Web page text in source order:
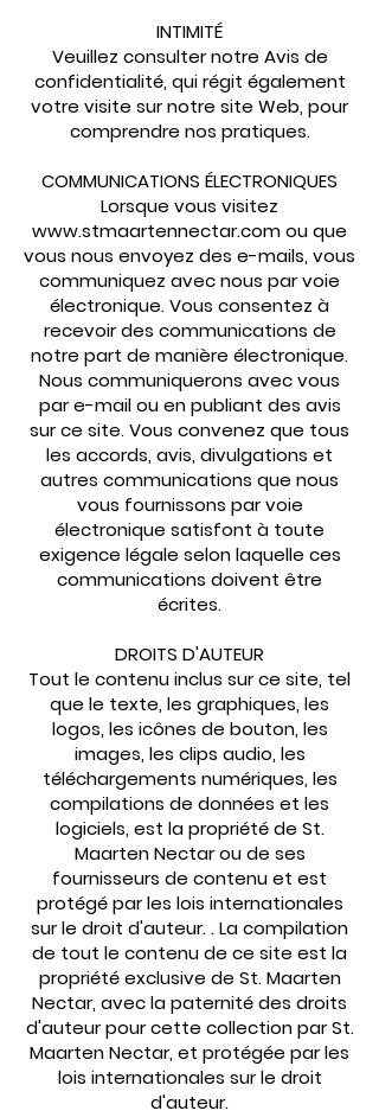
INTIMITÉ
Veuillez consulter notre Avis de
confidentialité, qui régit également
votre visite sur notre site Web, pour
comprendre nos pratiques.
COMMUNICATIONS ÉLECTRONIQUES
Lorsque vous visitez
www.stmaartennectar.comou que
vous nous envoyez des e-mails, vous
communiquez avec nous par voie
électronique. Vous consentez à
recevoir des communications de
notre part de manière électronique.
Nous communiquerons avec vous
par e-mail ou en publiant des avis
sur ce site. Vous convenez que tous
les accords, avis, divulgations et
autres communications que nous
vous fournissons par voie
électronique satisfont à toute
exigence légale selon laquelle ces
communications doivent être
écrites.
DROITS D'AUTEUR
Tout le contenu inclus sur ce site, tel
que le texte, les graphiques, les
logos, les icônes de bouton, les
images, les clips audio, les
téléchargements numériques, les
compilations de données et les
logiciels, est la propriété de St.
Maarten Nectar ou de ses
fournisseurs de contenu et est
protégé par les lois internationales
sur le droit d'auteur. . La compilation
de tout le contenu de ce site est la
propriété exclusive de St. Maarten
Nectar, avec la paternité des droits
d'auteur pour cette collection par St.
Maarten Nectar, et protégée par les
lois internationales sur le droit
d'auteur.